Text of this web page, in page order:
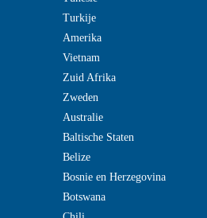
Turkije
Amerika
Vietnam
Zuid Afrika
Zweden
Australie
Baltische Staten
Belize
Bosnie en Herzegovina
Botswana